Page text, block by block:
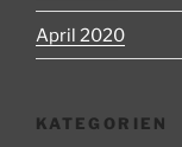
April 2020
KATEGORIEN